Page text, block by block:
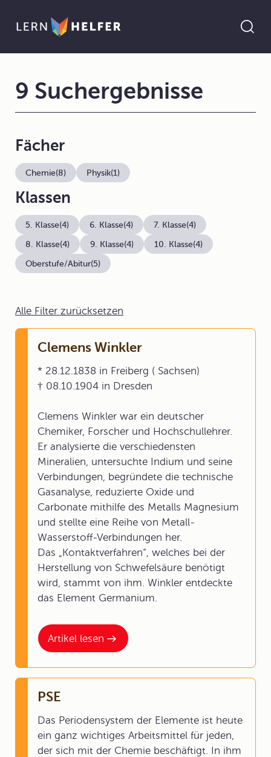
Alle Filter zurücksetzen
Artikel lesen
Clemens Winkler
* 28.12.1838 in Freiberg ( Sachsen)
† 08.10.1904 in Dresden
Clemens Winkler war ein deutscher
Chemiker, Forscher und Hochschullehrer.
Er analysierte die verschiedensten
Mineralien, untersuchte Indium und seine
Verbindungen, begründete die technische
Gasanalyse, reduzierte Oxide und
Carbonate mithilfe des Metalls Magnesium
und stellte eine Reihe von Metall-
Wasserstoff-Verbindungen her.
Das „Kontaktverfahren“, welches bei der
Herstellung von Schwefelsäure benötigt
wird, stammt von ihm. Winkler entdeckte
das Element Germanium.
PSE
Das Periodensystem der Elemente ist heute
ein ganz wichtiges Arbeitsmittel für jeden,
der sich mit der Chemie beschäftigt. In ihm
9 Suchergebnisse
Fächer
Chemie(8) Physik(1)
Klassen
5. Klasse(4) 6. Klasse(4) 7. Klasse(4)
8. Klasse(4) 9. Klasse(4) 10. Klasse(4)
Oberstufe/Abitur(5)